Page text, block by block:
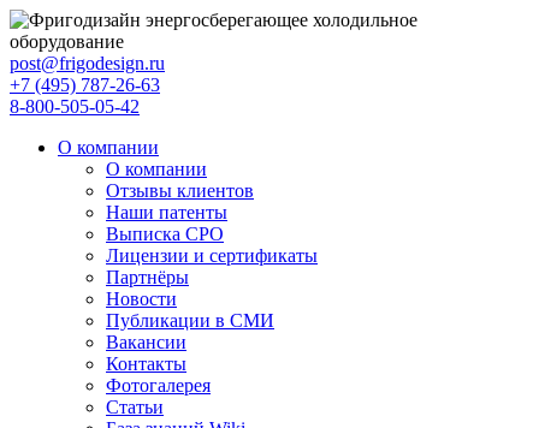
post@frigodesign.ru
+7 (495) 787-26-63
8-800-505-05-42
О компании
О компании
Отзывы клиентов
Наши патенты
Выписка СРО
Лицензии и сертификаты
Партнёры
Новости
Публикации в СМИ
Вакансии
Контакты
Фотогалерея
Статьи